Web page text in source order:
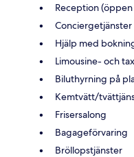
Reception
Conciergetjänster
Hjälp med
Limousine- och
Biluthyrning på
Kemtvätt/
Frisersalong
Bagageförvaring
Bröllopstjänster